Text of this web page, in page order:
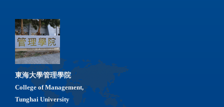
東海大學管理學院
College of Management,
Tunghai University